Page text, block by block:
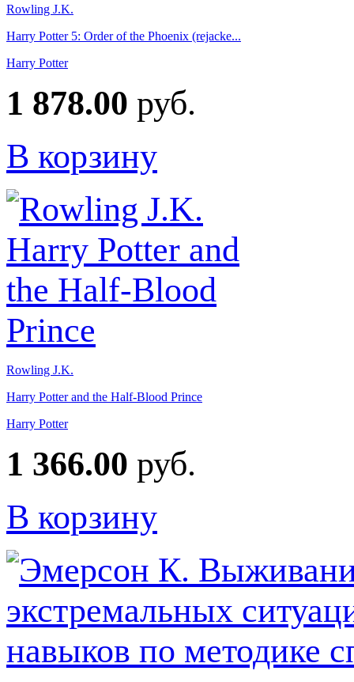
Rowling J.K.
Harry Potter 5: Order of the Phoenix (rejacke...
Harry Potter
1 878.00 руб.
В корзину
Rowling J.K.
Harry Potter and the Half-Blood Prince
Harry Potter
1 366.00 руб.
В корзину